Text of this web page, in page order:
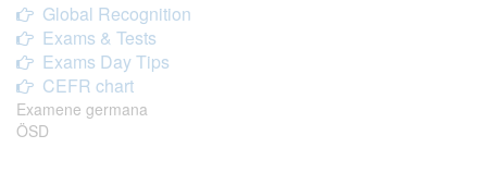
Global Recognition
Exams & Tests
Exams Day Tips
CEFR chart
Examene germana
ÖSD